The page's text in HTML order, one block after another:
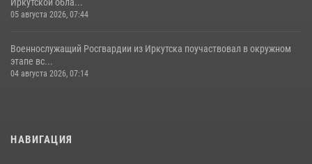
05 августа 2026, 07:44
Военнослужащий Росгвардии из Иркутска поучаствовал в окружном
этапе вс...
04 августа 2026, 07:14
НАВИГАЦИЯ